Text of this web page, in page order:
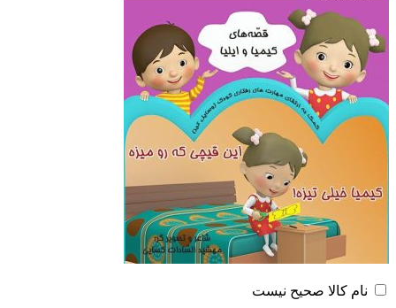
نام کالا صحیح نیست